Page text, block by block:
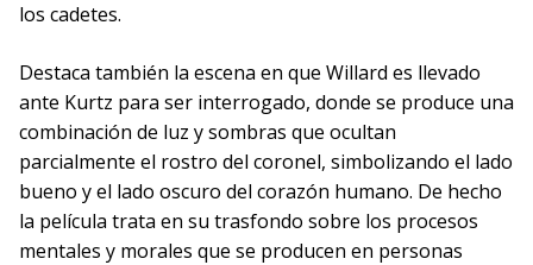
los cadetes.
Destaca también la escena en que Willard es llevado
ante Kurtz para ser interrogado, donde se produce una
combinación de luz y sombras que ocultan
parcialmente el rostro del coronel, simbolizando el lado
bueno y el lado oscuro del corazón humano. De hecho
la película trata en su trasfondo sobre los procesos
mentales y morales que se producen en personas